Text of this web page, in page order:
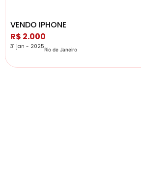
VENDO IPHONE
R$ 2.000
31 jan - 2025Rio de Janeiro